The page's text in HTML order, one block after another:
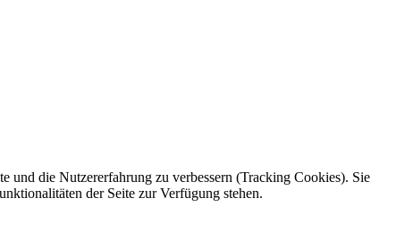
und die Nutzererfahrung zu verbessern (Tracking Cookies). Sie
der Seite zur Verfügung stehen.